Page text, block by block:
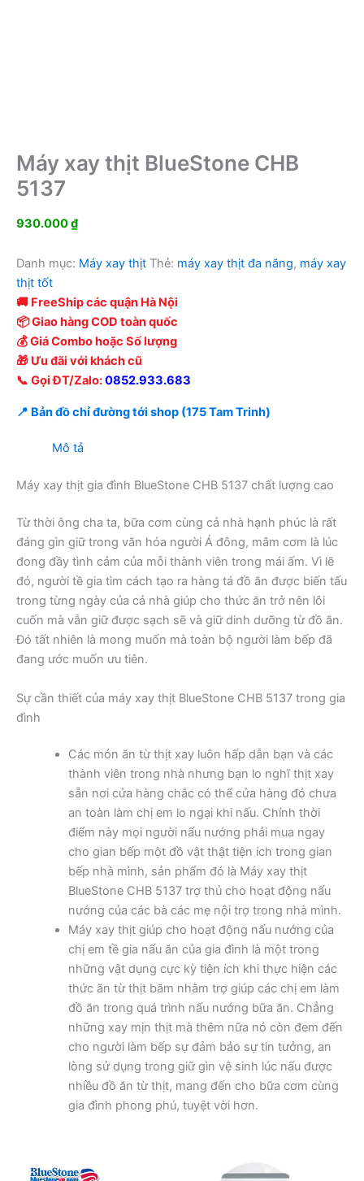
Máy xay thịt BlueStone CHB
5137
930.000₫
Danh mục: Máy xay thịt Thẻ: máy xay thịt đa năng, máy xay
thịt tốt
🚚 FreeShip các quận Hà Nội
📦 Giao hàng COD toàn quốc
💰 Giá Combo hoặc Số lượng
🎁 Ưu đãi với khách cũ
📞 Gọi ĐT/Zalo:0852.933.683
📍 Bản đồ chỉ đường tới shop (175 Tam Trinh)
Mô tả
Máy xay thịt gia đình BlueStone CHB 5137 chất lượng cao
Từ thời ông cha ta, bữa cơm cùng cả nhà hạnh phúc là rất
đáng gìn giữ trong văn hóa người Á đông, mâm cơm là lúc
đong đầy tình cảm của mỗi thành viên trong mái ấm. Vì lẽ
đó, người tề gia tìm cách tạo ra hàng tá đồ ăn được biến tấu
trong từng ngày của cả nhà giúp cho thức ăn trở nên lôi
cuốn mà vẫn giữ được sạch sẽ và giữ dinh dưỡng từ đồ ăn.
Đó tất nhiên là mong muốn mà toàn bộ người làm bếp đã
đang ước muốn ưu tiên.
Sự cần thiết của máy xay thịt BlueStone CHB 5137 trong gia
đình
Các món ăn từ thịt xay luôn hấp dẫn bạn và các
thành viên trong nhà nhưng bạn lo nghĩ thịt xay
sẵn nơi cửa hàng chắc có thể cửa hàng đó chưa
an toàn làm chị em lo ngại khi nấu. Chính thời
điểm này mọi người nấu nướng phải mua ngay
cho gian bếp một đồ vật thật tiện ích trong gian
bếp nhà mình, sản phẩm đó là Máy xay thịt
BlueStone CHB 5137 trợ thủ cho hoạt động nấu
nướng của các bà các mẹ nội trợ trong nhà mình.
Máy xay thịt giúp cho hoạt động nấu nướng của
chị em tề gia nấu ăn của gia đình là một trong
những vật dụng cực kỳ tiện ích khi thực hiện các
thức ăn từ thịt băm nhằm trợ giúp các chị em làm
đồ ăn trong quá trình nấu nướng bữa ăn. Chẳng
những xay mịn thịt mà thêm nữa nó còn đem đến
cho người làm bếp sự đảm bảo sự tin tưởng, an
lòng sử dụng trong giữ gìn vệ sinh lúc nấu được
nhiều đồ ăn từ thịt, mang đến cho bữa cơm cùng
gia đình phong phú, tuyệt vời hơn.